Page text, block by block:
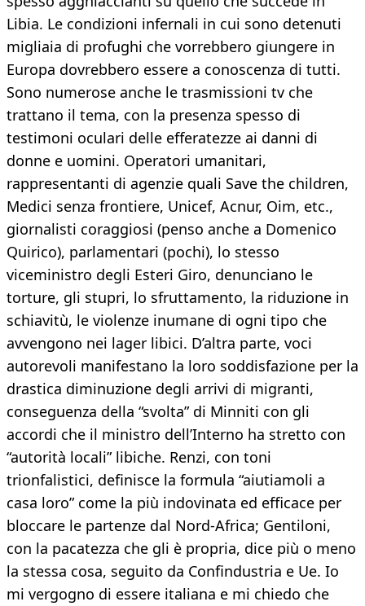
Libia. Le condizioni infernali in cui sono detenuti
migliaia di profughi che vorrebbero giungere in
Europa dovrebbero essere a conoscenza di tutti.
Sono numerose anche le trasmissioni tv che
trattano il tema, con la presenza spesso di
testimoni oculari delle efferatezze ai danni di
donne e uomini. Operatori umanitari,
rappresentanti di agenzie quali Save the children,
Medici senza frontiere, Unicef, Acnur, Oim, etc.,
giornalisti coraggiosi (penso anche a Domenico
Quirico), parlamentari (pochi), lo stesso
viceministro degli Esteri Giro, denunciano le
torture, gli stupri, lo sfruttamento, la riduzione in
schiavitù, le violenze inumane di ogni tipo che
avvengono nei lager libici. D’altra parte, voci
autorevoli manifestano la loro soddisfazione per la
drastica diminuzione degli arrivi di migranti,
conseguenza della “svolta” di Minniti con gli
accordi che il ministro dell’Interno ha stretto con
“autorità locali” libiche. Renzi, con toni
trionfalistici, definisce la formula “aiutiamoli a
casa loro” come la più indovinata ed efficace per
bloccare le partenze dal Nord-Africa; Gentiloni,
con la pacatezza che gli è propria, dice più o meno
la stessa cosa, seguito da Confindustria e Ue. Io
mi vergogno di essere italiana e mi chiedo che